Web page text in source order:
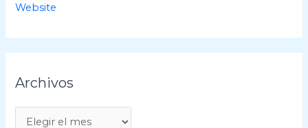
Website
Archivos